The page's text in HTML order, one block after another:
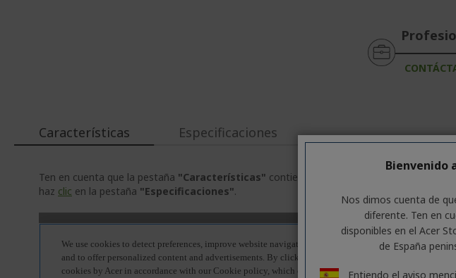
Características
Ten en cuenta que la pestaña "Características" contiene información general sobre la
haz clic en la pestaña "Especificaciones".
Especificaciones
Bienvenido
Nos dimos cuenta de
diferente. Ten en
disponibles en el Acer
de España
Entiendo el aviso